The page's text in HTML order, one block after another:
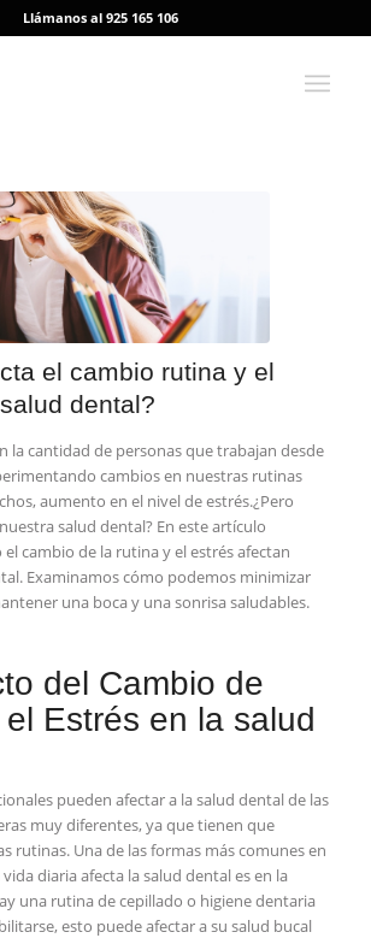
Llámanos al 925 165 106
el cambio rutina y el
dental?
la ⁢cantidad de personas ‌que trabajan desde
cambios en​ nuestras rutinas‌
aumento ⁢en el ⁢nivel de ‍estrés.¿Pero
‌salud ‌dental? En este artículo
cambio de la rutina y⁣ el estrés‌ afectan
Examinamos cómo podemos minimizar
una boca y una⁣ sonrisa‍ saludables.
del‌ Cambio de
Estrés en la salud
pueden afectar a ‍la salud ‍dental de las
​muy ‌diferentes, ya que tienen ⁤que⁣
rutinas. Una de las formas más comunes en
diaria ⁣afecta la salud ⁤dental es en la
una rutina de cepillado‍ o higiene dentaria
esto puede afectar a su salud bucal